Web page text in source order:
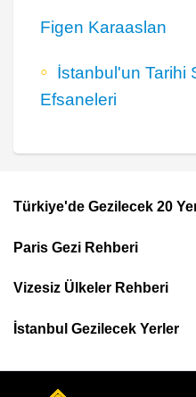
Figen Karaaslan
İstanbul'un Tarihi
Efsaneleri
Footer
Top
Menu
Türkiye'de Gezilecek 20
Paris Gezi Rehberi
Vizesiz Ülkeler Rehberi
İstanbul Gezilecek Yerler